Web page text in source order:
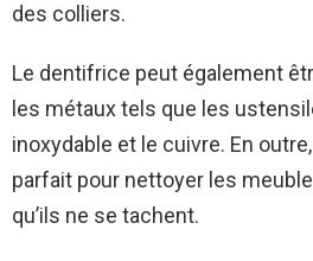
des colliers.
Le dentifrice peut également
les métaux tels que les
inoxydable et le cuivre. En
parfait pour nettoyer les
qu’ils ne se tachent.